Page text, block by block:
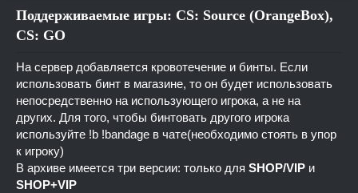
d
e
Поддерживаемые игры: CS: Source (OrangeBox),
CS: GO
На сервер добавляется кровотечение и бинты. Если
использовать бинт в магазине, то он будет использовать
непосредственно на использующего игрока, а не на
других. Для того, чтобы бинтовать другого игрока
используйте !b !bandage в чате(необходимо стоять в упор
к игроку)
В архиве имеется три версии: только для SHOP/VIP и
SHOP+VIP